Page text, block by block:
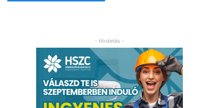
- Hirdetés -